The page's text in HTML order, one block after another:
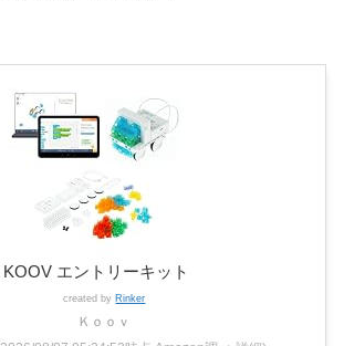
KOOV エントリーキット
created by Rinker
Ｋｏｏｖ